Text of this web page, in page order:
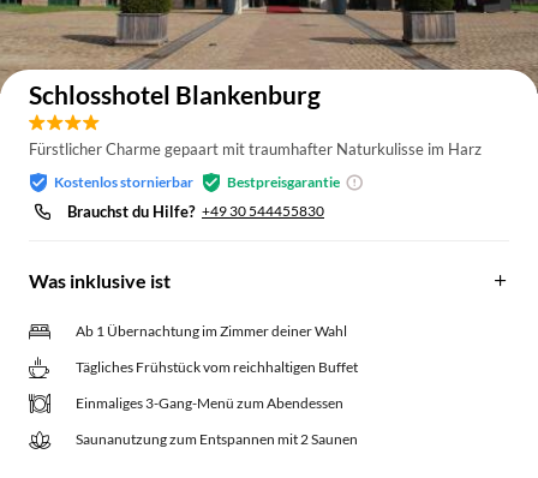
Auf der Karte anzeigen
Schlosshotel Blankenburg
Fürstlicher Charme gepaart mit traumhafter Naturkulisse im Harz
Kostenlos stornierbar Bestpreisgarantie
Brauchst du Hilfe? +49 30 544455830
Was inklusive ist
Ab 1 Übernachtung im Zimmer deiner Wahl
Tägliches Frühstück vom reichhaltigen Buffet
Einmaliges 3-Gang-Menü zum Abendessen
Saunanutzung zum Entspannen mit 2 Saunen